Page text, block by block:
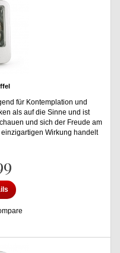
für Kontemplation und
als auf die Sinne und ist
und sich der Freude am
Wirkung handelt